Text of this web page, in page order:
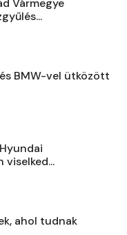
Vármegye
BMW-vel ütközött
viselked...
ahol tudnak